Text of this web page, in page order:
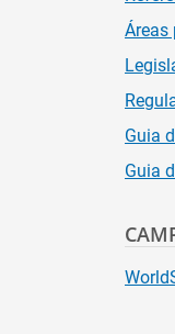
Áreas
Guia
Guia